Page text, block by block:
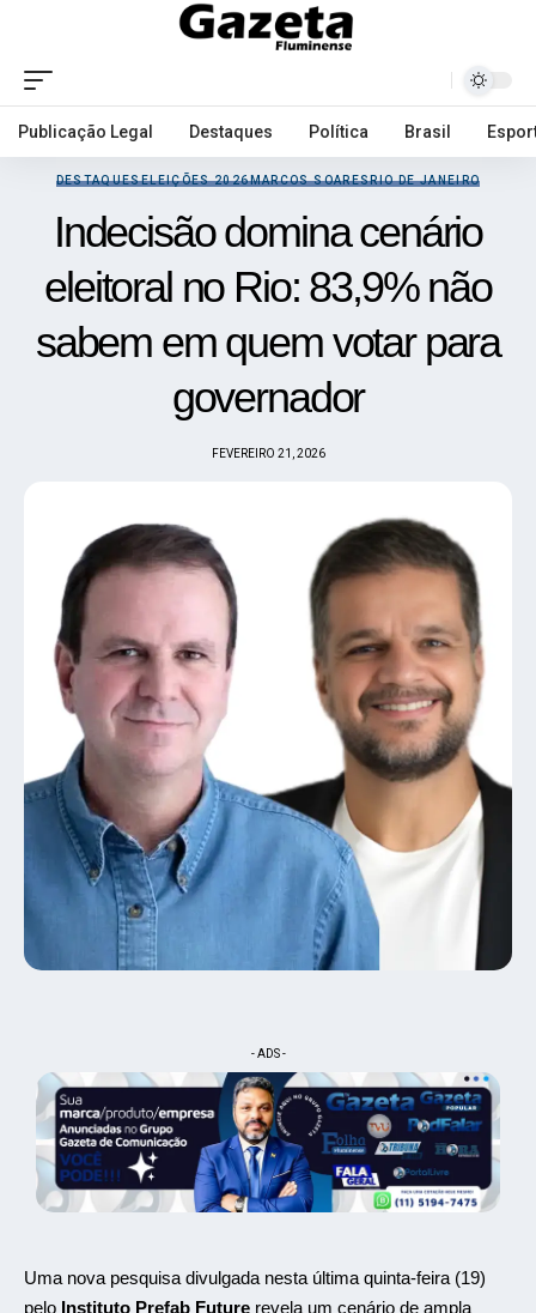
Publicação Legal Destaques Política Brasil
DESTAQUESELEIÇÕES 2026MARCOS SOARESRIO DE JANEIRO
Indecisão domina cenário
eleitoral no Rio: 83,9% não
sabem em quem votar para
governador
FEVEREIRO 21, 2026
- ADS -
Uma nova pesquisa divulgada nesta última quinta-feira (19)
pelo Instituto Prefab Future revela um cenário de ampla